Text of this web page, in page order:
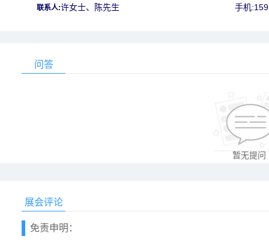
联系人:许女士、陈先生 手机
问答
暂无提问
展会评论
免责申明：